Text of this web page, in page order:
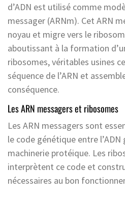
d’ADN est utilisé comme
messager (ARNm). Cet ARN
noyau et migre vers le
aboutissant à la formation
ribosomes, véritables usines
séquence de l’ARN et
conséquence.
Les ARN messagers et ribosomes
Les ARN messagers sont
le code génétique entre
machinerie protéique. Les
interprètent ce code et
nécessaires au bon